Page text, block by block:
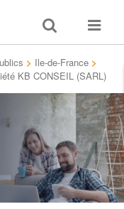
Toggle
search
Toggle
> Ile-de-France >
KB CONSEIL (SARL)